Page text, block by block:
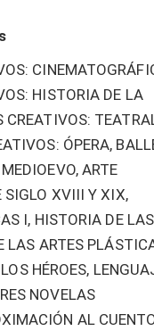
HISTORIA DE LA
CREATIVOS:
ÓPERA,
ARTE
SIGLO XVIII Y XIX,
I, HISTORIA DE LAS
LAS ARTES
HÉROES,
NOVELAS
AL